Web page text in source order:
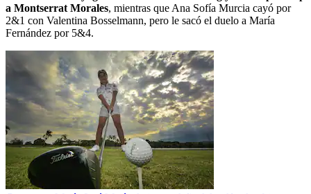
a Montserrat Morales, mientras que Ana Sofía Murcia cayó por
2&1 con Valentina Bosselmann, pero le sacó el duelo a María
Fernández por 5&4.